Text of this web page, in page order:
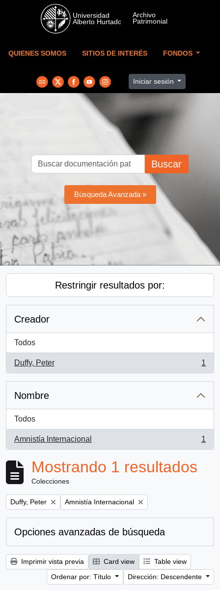
Skip to main content
QUIENES SOMOS SITIOS DE INTERÉS FONDOS
Iniciar sesión
Buscar
Búsqueda Avanzada »
Restringir resultados por:
Creador
Todos
Duffy, Peter
, 1 resultados
1
Nombre
Todos
Amnistía Internacional
, 1 resultados
1
Mostrando 1 resultados
Colecciones
Remove filter:
Duffy, Peter Remove filter:
Amnistía Internacional
Opciones avanzadas de búsqueda
Imprimir vista previa Card view
Table view
Ordenar por: Título
Dirección: Descendente